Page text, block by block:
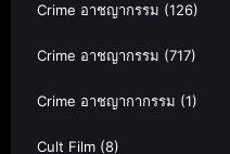
Crime อาชญากรรม (126)
Crime อาชญากรรม (717)
Crime อาชญากากรรม (1)
Cult Film (8)